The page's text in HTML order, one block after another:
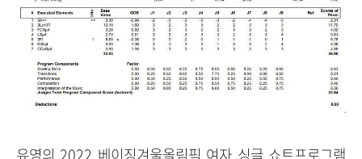
유영의 2022 베이징겨울올림픽 여자 싱글 쇼트프로그램